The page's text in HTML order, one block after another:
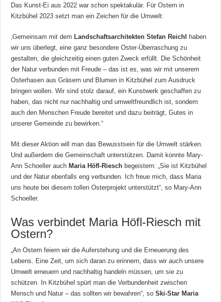
Das Kunst-Ei aus 2022 war schon spektakulär. Für Ostern in
Kitzbühel 2023 setzt man ein Zeichen für die Umwelt:
‚Gemeinsam mit dem Landschaftsarchitekten Stefan Reichl
haben
wir uns überlegt, eine ganz besondere Oster-Überraschung zu
gestalten, die gleichzeitig einen guten Zweck erfüllt. Die Schönheit
der Natur verbunden mit Freude – das ist es, was wir mit unserem
Osterhasen aus Gräsern und Blumen in Kitzbühel zum Ausdruck
bringen wollen. Wir sind stolz darauf, ein Kunstwerk geschaffen zu
haben, das nicht nur nachhaltig und umweltfreundlich ist, sondern
auch den Menschen Freude bereitet und dazu beiträgt, Gutes in
unserer Gemeinde zu bewirken.“
Mit dieser Aktion will man das Bewusstsein für die Umwelt stärken.
Und außerdem die Gemeinschaft unterstützen. Damit konnte Mary-
Ann Schoeller auch Maria Höfl-Riesch begeistern: „Sie ist Kitzbühel
und der Natur ebenfalls eng verbunden. Ich freue mich, dass Maria
uns heute bei diesem tollen Osterprojekt unterstützt“, so Mary-Ann
Schoeller.
Was verbindet Maria Höfl-Riesch mit
Ostern?
„An Ostern feiern wir die Auferstehung und die Erneuerung des
Lebens. Eine Zeit, um sich daran zu erinnern, dass wir auch unsere
Umwelt erneuern und nachhaltig handeln müssen, um sie zu
schützen. In Kitzbühel spürt man die Verbundenheit zwischen
Mensch und Natur – das sollten wir bewahren“, soSki-Star Maria